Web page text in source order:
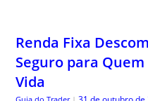
Renda Fixa
Seguro para
Vida